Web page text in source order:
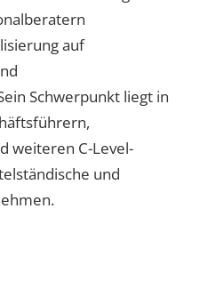
auf
Schwerpunkt liegt in
weiteren C-Level-
und